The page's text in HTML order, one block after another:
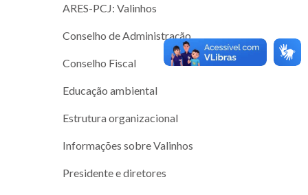
ARES-PCJ: Valinhos
Conselho de Administração
Conselho Fiscal
Educação ambiental
Estrutura organizacional
Informações sobre Valinhos
Presidente e diretores